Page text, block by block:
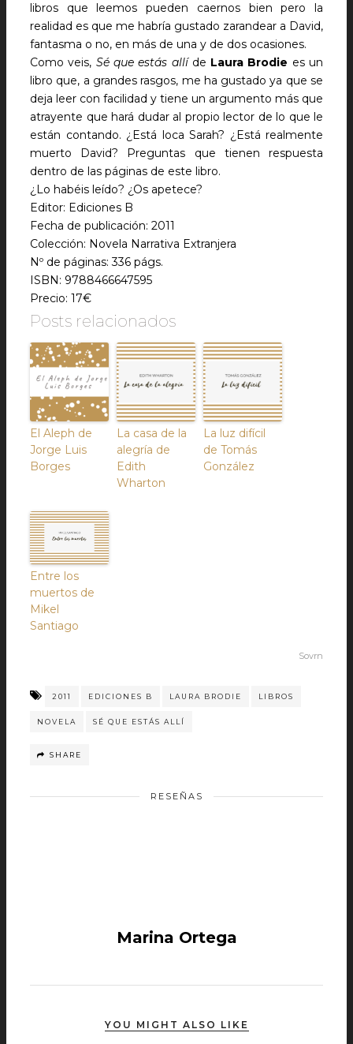
libros que leemos pueden caernos bien pero la
realidad es que me habría gustado zarandear a David,
fantasma o no, en más de una y de dos ocasiones.
Como veis, Sé que estás allíde Laura Brodie es un
libro que, a grandes rasgos, me ha gustado ya que se
deja leer con facilidad y tiene un argumento más que
atrayente que hará dudar al propio lector de lo que le
están contando. ¿Está loca Sarah? ¿Está realmente
muerto David? Preguntas que tienen respuesta
dentro de las páginas de este libro.
¿Lo habéis leído? ¿Os apetece?
Editor: Ediciones B
Fecha de publicación: 2011
Colección: Novela Narrativa Extranjera
Nº de páginas: 336 págs.
ISBN: 9788466647595
Precio: 17€
Posts relacionados
El Aleph de
Jorge Luis
Borges
La casa de la
alegría de
Edith
Wharton
La luz difícil
de Tomás
González
Entre los
muertos de
Mikel
Santiago
Sovrn
2011 EDICIONES B LAURA BRODIE LIBROS
NOVELA SÉ QUE ESTÁS ALLÍ
SHARE
RESEÑAS
Marina Ortega
YOU MIGHT ALSO LIKE